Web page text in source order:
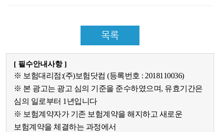
목록
[ 필수안내사항 ]
※ 보험대리점:(주)보험닷컴 (등록번호 : 2018110036)
※ 본 광고는 광고 심의 기준을 준수하였으며, 유효기간은
심의 일로부터 1년입니다
※ 보험계약자가 기존 보험계약을 해지하고 새로운
보험계약을 체결하는 과정에서